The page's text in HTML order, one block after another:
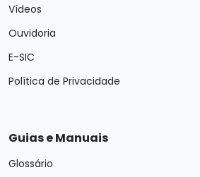
Vídeos
Ouvidoria
E-SIC
Política de Privacidade
Guias e Manuais
Glossário